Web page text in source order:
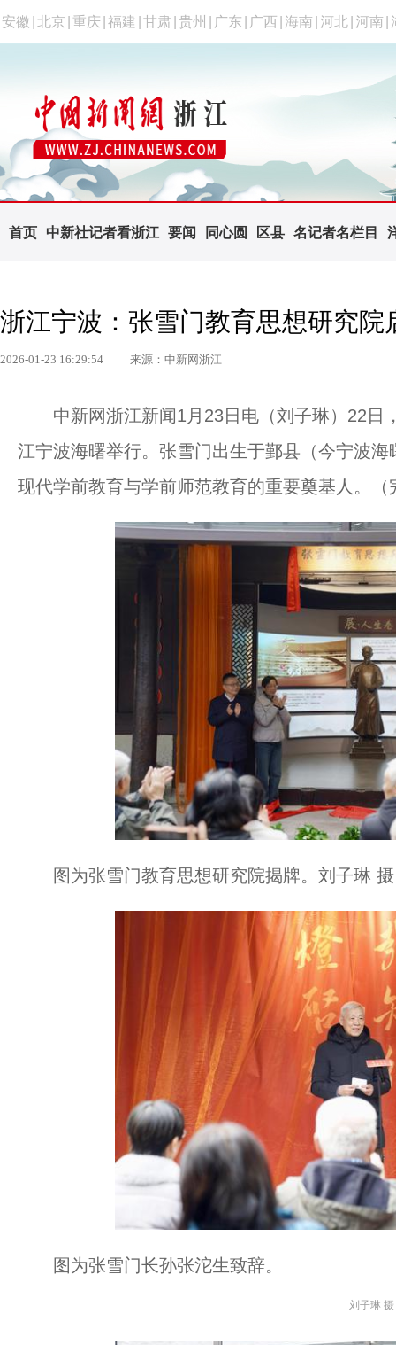
安徽 北京 重庆 福建 甘肃 贵州 广东 广西 海南 河北 河南
首页 中新社记者看浙江 要闻 同心圆 区县 名记者名栏目
浙江宁波：张雪门教育思想研究院
2026-01-23 16:29:54 来源：中新网浙江
中新网浙江新闻1月23日电（刘子琳）22日
江宁波海曙举行。张雪门出生于鄞县（今宁波
现代学前教育与学前师范教育的重要奠基人。（
图为张雪门教育思想研究院揭牌。刘子琳 摄
图为张雪门长孙张沱生致辞。
刘子琳 摄